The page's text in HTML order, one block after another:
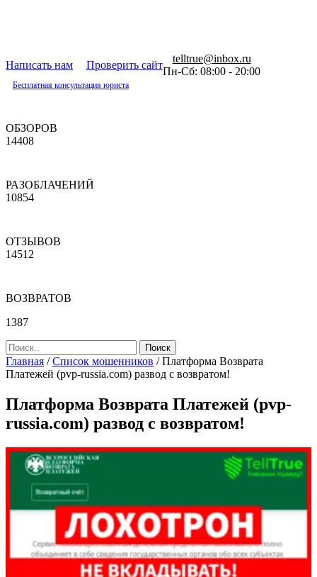
Написать нам Проверить сайт
telltrue@inbox.ru
Пн-Сб: 08:00 - 20:00
Бесплатная консультация юриста
ОБЗОРОВ
14408
РАЗОБЛАЧЕНИЙ
10854
ОТЗЫВОВ
14512
ВОЗВРАТОВ
1387
Главная /Список мошенников /Платформа Возврата
Платежей (pvp-russia.com) развод с возвратом!
Платформа Возврата Платежей (pvp-
russia.com) развод с возвратом!